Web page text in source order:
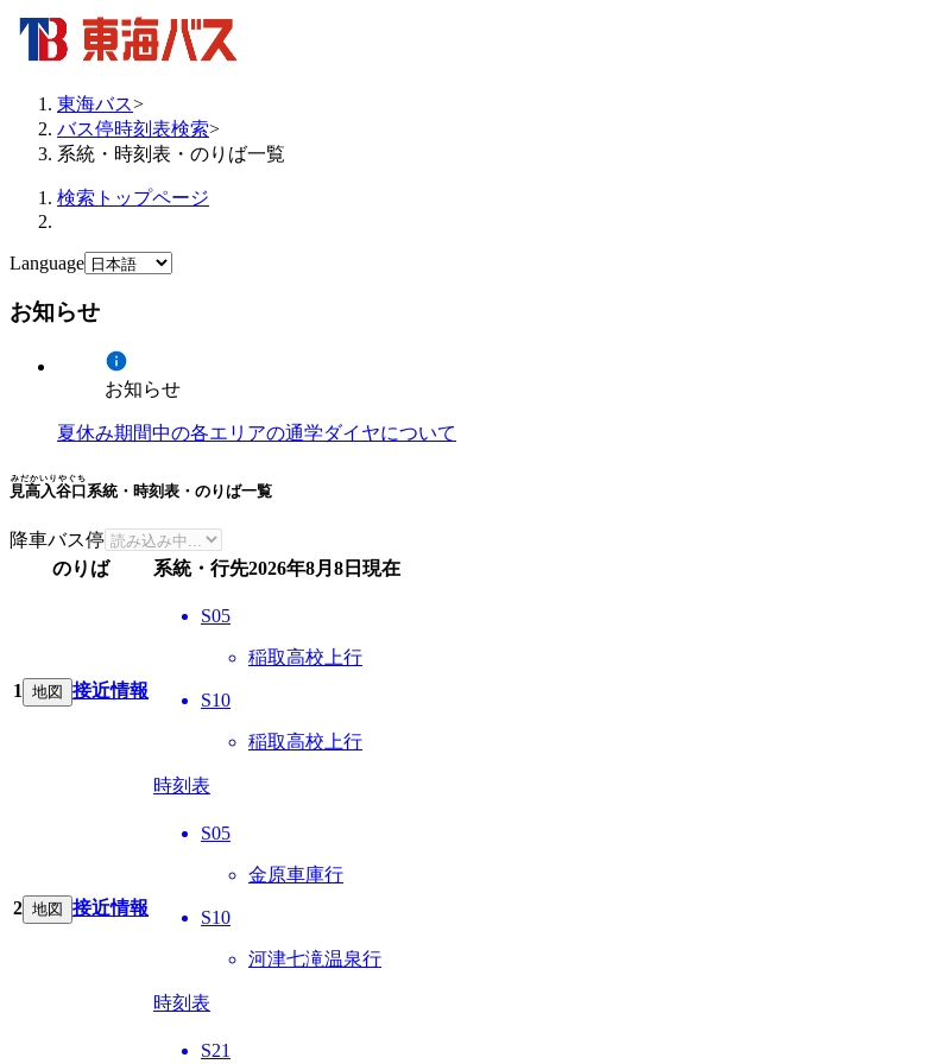
東海バス>
バス停時刻表検索>
系統・時刻表・のりば一覧
検索トップページ
Language
お知らせ
お知らせ
夏休み期間中の各エリアの通学ダイヤについて
見高入谷口
みだかいりやぐち
系統・時刻表・のりば一覧
降車バス停
のりば
系統・行先2026年8月8日 現在
1 地図 接近情報
S05
稲取高校上行
S10
稲取高校上行
時刻表
2 地図 接近情報
S05
金原車庫行
S10
河津七滝温泉行
時刻表
S21